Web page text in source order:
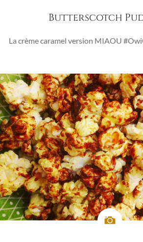
Butterscotch
La crème caramel version MIAOU